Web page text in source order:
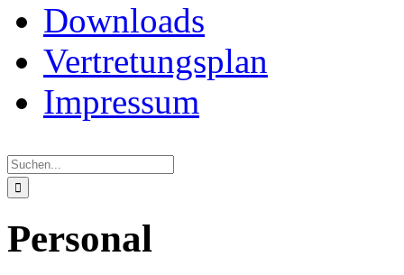
Downloads
Vertretungsplan
Impressum
nach:
Personal